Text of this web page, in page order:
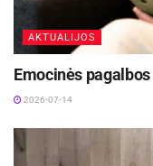
AKTUALIJOS
Emocinės
2026-07-14